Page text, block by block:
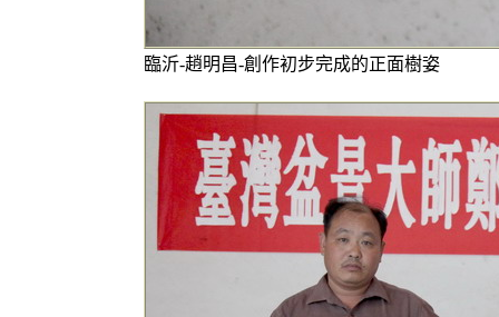
臨沂-趙明昌-創作初步完成的正面樹姿